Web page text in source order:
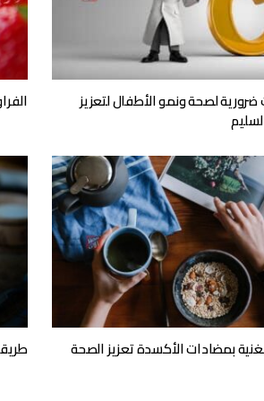
ضرورية لصحة ونمو الأطفال لتعزيز
بمضادات الأكسدة تعزيز الصحة